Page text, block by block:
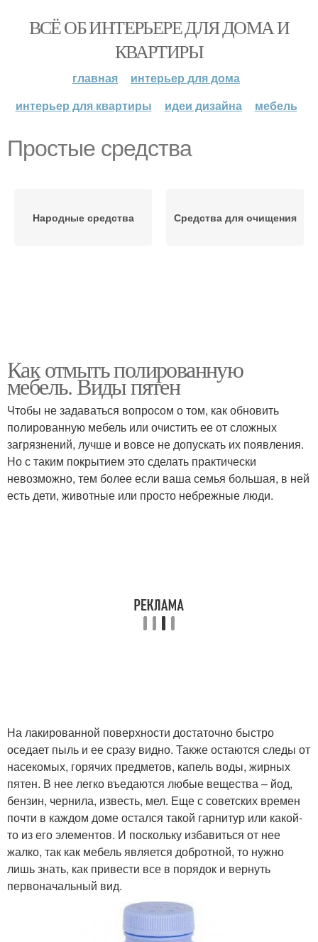
ВСЁ ОБ ИНТЕРЬЕРЕ ДЛЯ ДОМА И
КВАРТИРЫ
главная
интерьер для дома
интерьер для квартиры
идеи дизайна мебель
Простые средства
Народные средства Средства для очищения
Как отмыть полированную
мебель. Виды пятен
Чтобы не задаваться вопросом о том, как обновить
полированную мебель или очистить ее от сложных
загрязнений, лучше и вовсе не допускать их появления.
Но с таким покрытием это сделать практически
невозможно, тем более если ваша семья большая, в ней
есть дети, животные или просто небрежные люди.
На лакированной поверхности достаточно быстро
оседает пыль и ее сразу видно. Также остаются следы от
насекомых, горячих предметов, капель воды, жирных
пятен. В нее легко въедаются любые вещества – йод,
бензин, чернила, известь, мел. Еще с советских времен
почти в каждом доме остался такой гарнитур или какой-
то из его элементов. И поскольку избавиться от нее
жалко, так как мебель является добротной, то нужно
лишь знать, как привести все в порядок и вернуть
первоначальный вид.